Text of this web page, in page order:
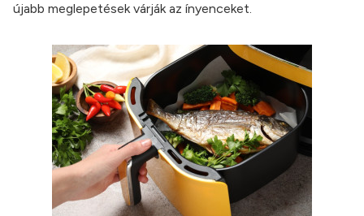
újabb meglepetések várják az ínyenceket.